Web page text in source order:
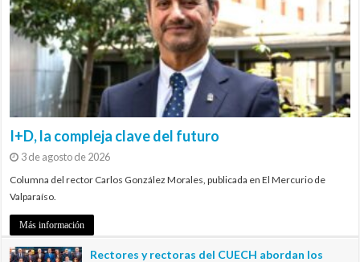
I+D, la compleja clave del futuro
3 de agosto de 2026
Columna del rector Carlos González Morales, publicada en El Mercurio de
Valparaíso.
Más información
Rectores y rectoras del CUECH abordan los